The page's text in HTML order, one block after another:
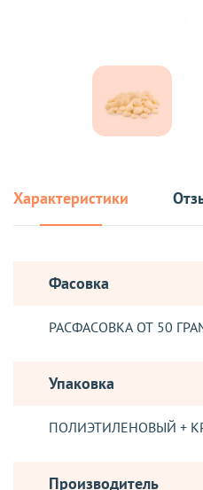
Характеристики
Фасовка
РАСФАСОВКА ОТ 50
Упаковка
ПОЛИЭТИЛЕНОВЫЙ +
Производитель